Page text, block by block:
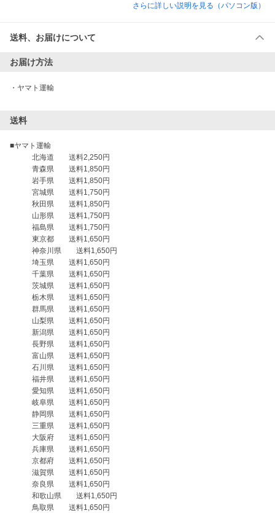
さらに詳しい説明を見る（パソコン版）
送料、お届けについて
お届け方法
・ ヤマト運輸
送料
■ヤマト運輸
北海道　　送料2,250円
青森県　　送料1,850円
岩手県　　送料1,850円
宮城県　　送料1,750円
秋田県　　送料1,850円
山形県　　送料1,750円
福島県　　送料1,750円
東京都　　送料1,650円
神奈川県　　送料1,650円
埼玉県　　送料1,650円
千葉県　　送料1,650円
茨城県　　送料1,650円
栃木県　　送料1,650円
群馬県　　送料1,650円
山梨県　　送料1,650円
新潟県　　送料1,650円
長野県　　送料1,650円
富山県　　送料1,650円
石川県　　送料1,650円
福井県　　送料1,650円
愛知県　　送料1,650円
岐阜県　　送料1,650円
静岡県　　送料1,650円
三重県　　送料1,650円
大阪府　　送料1,650円
兵庫県　　送料1,650円
京都府　　送料1,650円
滋賀県　　送料1,650円
奈良県　　送料1,650円
和歌山県　　送料1,650円
鳥取県　　送料1,650円